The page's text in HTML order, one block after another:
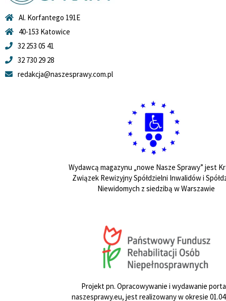
Al. Korfantego 191E
40-153 Katowice
32 253 05 41
32 730 29 28
redakcja@naszesprawy.com.pl
Wydawcą magazynu „nowe Nasze Sprawy” jest
Związek Rewizyjny Spółdzielni Inwalidów i
Niewidomych z siedzibą w Warszawie
Projekt pn. Opracowywanie i wydawanie
naszesprawy.eu, jest realizowany w okresie